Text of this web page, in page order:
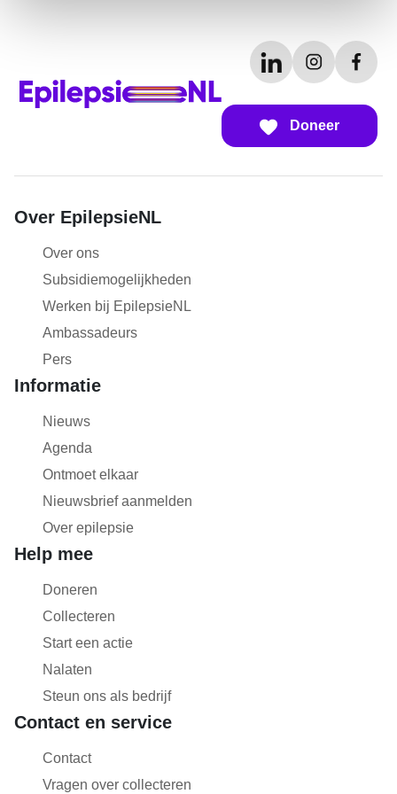
Doneer
Over EpilepsieNL
Over ons
Subsidiemogelijkheden
Werken bij EpilepsieNL
Ambassadeurs
Pers
Informatie
Nieuws
Agenda
Ontmoet elkaar
Nieuwsbrief aanmelden
Over epilepsie
Help mee
Doneren
Collecteren
Start een actie
Nalaten
Steun ons als bedrijf
Contact en service
Contact
Vragen over collecteren